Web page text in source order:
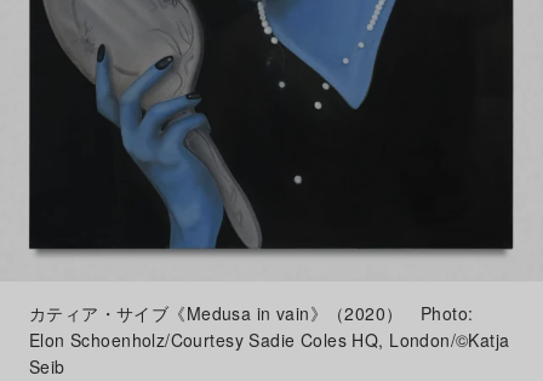
カティア・サイブ《Medusa in vain》（2020） Photo:
Elon Schoenholz/Courtesy Sadie Coles HQ, London/©Katja
Seib